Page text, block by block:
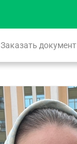
Заказать документ